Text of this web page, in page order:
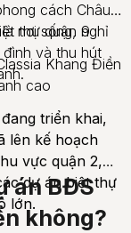
cách Châu
nơi sống, nghỉ
và thu hút
Khang Điền
cao
triển khai,
lên kế hoạch
vực quận 2,
dự án biệt thự
lớn.
án BĐS
không?